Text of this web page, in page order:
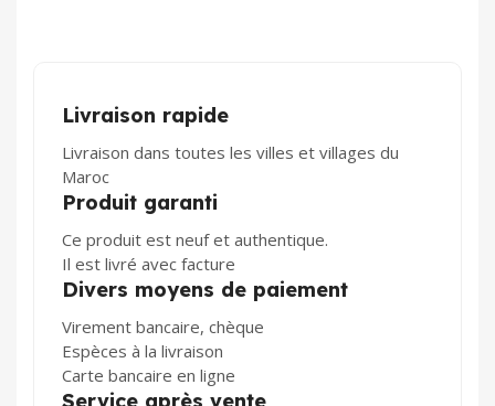
Livraison rapide
Livraison dans toutes les villes et villages du
Maroc
Produit garanti
Ce produit est neuf et authentique.
Il est livré avec facture
Divers moyens de paiement
Virement bancaire, chèque
Espèces à la livraison
Carte bancaire en ligne